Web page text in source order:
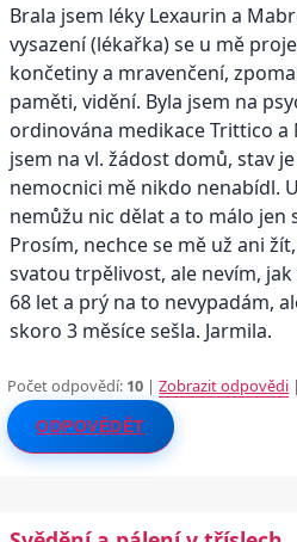
Brala jsem léky Lexaurin a
vysazení (lékařka) se u mě
končetiny a mravenčení,
paměti, vidění. Byla jsem na
ordinována medikace Trittico a
jsem na vl. žádost domů, stav
nemocnici mě nikdo nenabídl.
nemůžu nic dělat a to málo jen
Prosím, nechce se mě už ani
svatou trpělivost, ale nevím,
68 let a prý na to nevypadám,
skoro 3 měsíce sešla. Jarmila.
Počet odpovědí: 10 |Zobrazit odpovědi
ODPOVĚDĚT